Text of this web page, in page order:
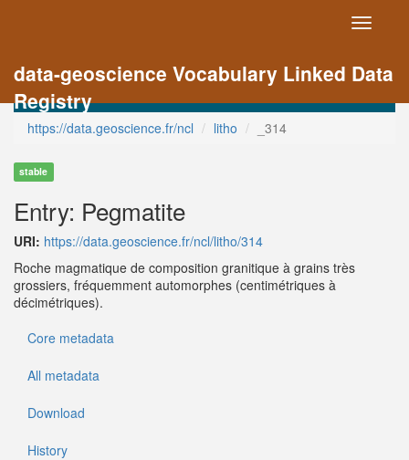
Toggle
data-geoscience Vocabulary Linked Data
Registry
https://data.geoscience.fr/ncl litho _314
stable
Entry: Pegmatite
URI: https://data.geoscience.fr/ncl/litho/314
Roche magmatique de composition granitique à grains très
grossiers, fréquemment automorphes (centimétriques à
décimétriques).
Core metadata
All metadata
Download
History